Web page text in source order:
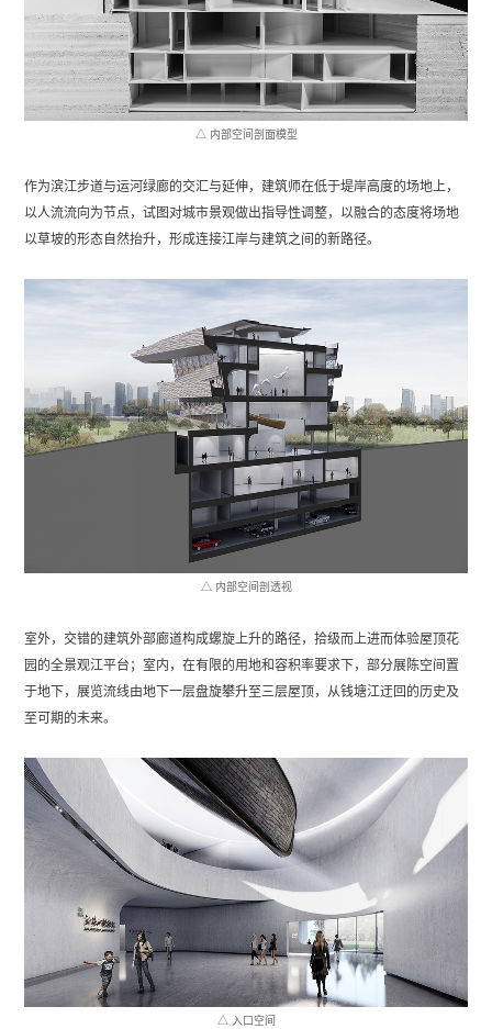
△ 内部空间剖面模型
作为滨江步道与运河绿廊的交汇与延伸，建筑师在低于堤岸高度的场地上，
以人流流向为节点，试图对城市景观做出指导性调整，以融合的态度将场地
以草坡的形态自然抬升，形成连接江岸与建筑之间的新路径。
△ 内部空间剖透视
室外，交错的建筑外部廊道构成螺旋上升的路径，拾级而上进而体验屋顶花
园的全景观江平台；室内，在有限的用地和容积率要求下，部分展陈空间置
于地下，展览流线由地下一层盘旋攀升至三层屋顶，从钱塘江迂回的历史及
至可期的未来。
△ 入口空间